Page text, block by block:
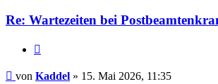
Re: Wartezeiten bei
Beitrag
von Kaddel » 15. Mai 2026, 11:35